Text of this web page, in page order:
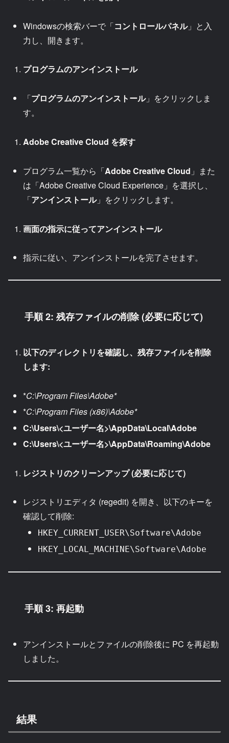
Windowsの検索バーで「コントロールパネル」と入
力し、開きます。
プログラムのアンインストール
「プログラムのアンインストール」をクリックしま
す。
Adobe Creative Cloud を探す
プログラム一覧から「Adobe Creative Cloud 」また
は「Adobe Creative Cloud Experience」を選択し、
「アンインストール」をクリックします。
画面の指示に従ってアンインストール
指示に従い、アンインストールを完了させます。
手順 2: 残存ファイルの削除 (必要に応じて)
以下のディレクトリを確認し、残存ファイルを削除
します:
*C:\Program Files\Adobe*
*C:\Program Files (x86)\Adobe*
C:\Users\<ユーザー名>\AppData\Local\Adobe
C:\Users\<ユーザー名>\AppData\Roaming\Adobe
レジストリのクリーンアップ (必要に応じて)
レジストリエディタ (regedit) を開き、以下のキーを
確認して削除:
HKEY_CURRENT_USER\Software\Adobe
HKEY_LOCAL_MACHINE\Software\Adobe
手順 3: 再起動
アンインストールとファイルの削除後に PC を再起動
しました。
結果